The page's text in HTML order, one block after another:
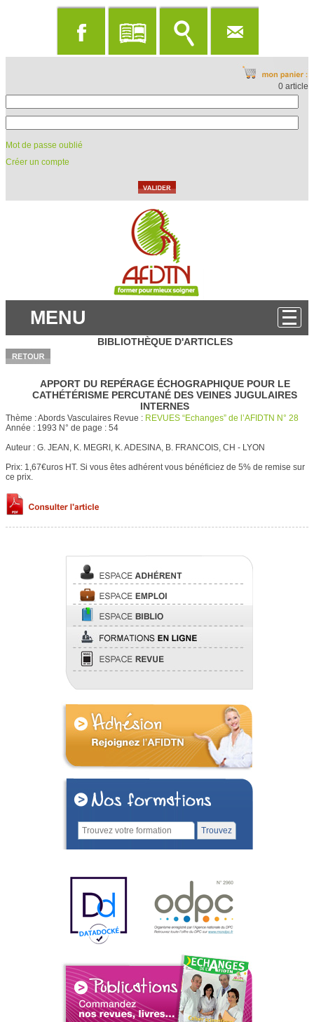
0 article
Mot de passe oublié
Créer un compte
MENU
BIBLIOTHÈQUE D'ARTICLES
APPORT DU REPÉRAGE ÉCHOGRAPHIQUE POUR LE
CATHÉTÉRISME PERCUTANÉ DES VEINES JUGULAIRES
INTERNES
Thème :Abords Vasculaires Revue : REVUES “Echanges” de l’AFIDTN N° 28
Année : 1993 N° de page : 54
Auteur : G. JEAN, K. MEGRI, K. ADESINA, B. FRANCOIS, CH - LYON
Prix: 1,67€uros HT. Si vous êtes adhérent vous bénéficiez de 5% de remise sur
ce prix.